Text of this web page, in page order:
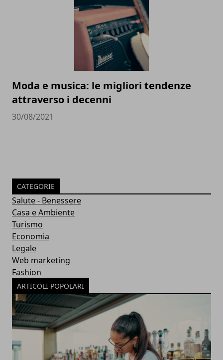
Moda e musica: le migliori tendenze
attraverso i decenni
30/08/2021
CATEGORIE
Salute - Benessere
Casa e Ambiente
Turismo
Economia
Legale
Web marketing
Fashion
ARTICOLI POPOLARI